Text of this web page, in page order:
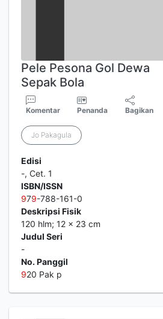
Pele Pesona Gol Dewa
Sepak Bola
Komentar Penanda Bagikan
Jo Pakagula
Edisi
-, Cet. 1
ISBN/ISSN
979-788-161-0
Deskripsi Fisik
120 hlm; 12 x 23 cm
Judul Seri
-
No. Panggil
920 Pak p